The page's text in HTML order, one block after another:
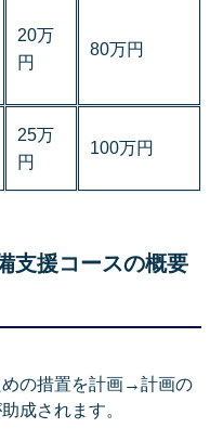
20万
円
80万円
25万
円
100万円
支援コースの概要
の措置を計画→計画の
成されます。